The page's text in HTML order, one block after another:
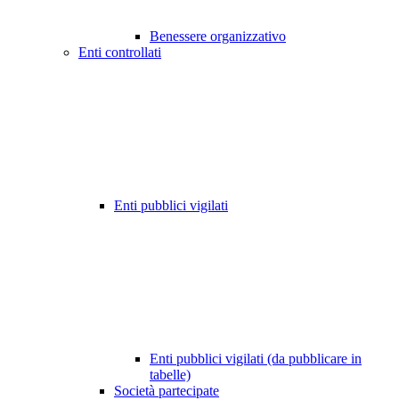
Benessere organizzativo
Enti controllati
Enti pubblici vigilati
Enti pubblici vigilati (da pubblicare in
tabelle)
Società partecipate